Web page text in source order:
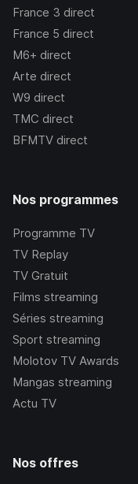
France 3 direct
France 5 direct
M6+ direct
Arte direct
W9 direct
TMC direct
BFMTV direct
Nos programmes
Programme TV
TV Replay
TV Gratuit
Films streaming
Séries streaming
Sport streaming
Molotov TV Awards
Mangas streaming
Actu TV
Nos offres